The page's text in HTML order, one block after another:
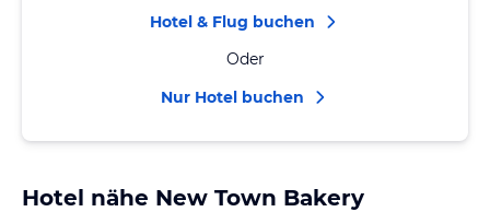
Hotel & Flug buchen
Oder
Nur Hotel buchen
Hotel nähe New Town Bakery